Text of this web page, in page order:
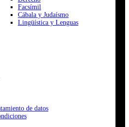
Facsímil
Cábala y Judaísmo
Lingüística y Lenguas
de datos